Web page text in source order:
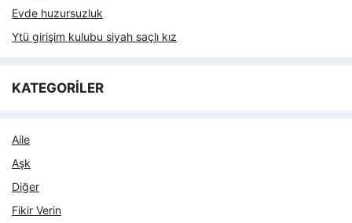
Evde huzursuzluk
Ytü girişim kulubu siyah saçlı kız
KATEGORİLER
Aile
Aşk
Diğer
Fikir Verin